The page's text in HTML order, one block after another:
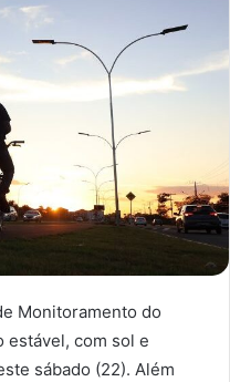
Monitoramento do
estável, com sol e
sábado (22). Além